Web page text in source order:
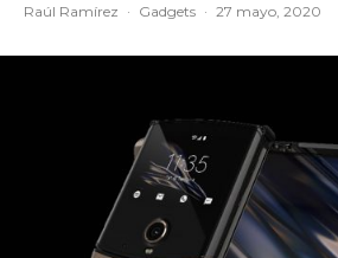
Raúl Ramírez · Gadgets · 27 mayo, 2020